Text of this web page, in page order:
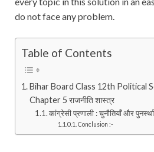
do not face any problem.
Table of Contents
Bihar Board Class 12th Political
Chapter 5 राजनीति शास्त्र
कांग्रेसी प्रणाली : चुनौतियाँ और
Conclusion :-